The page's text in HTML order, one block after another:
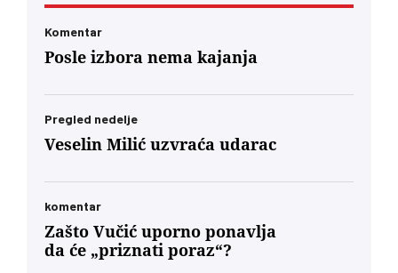
Komentar
Posle izbora nema kajanja
Pregled nedelje
Veselin Milić uzvraća udarac
komentar
Zašto Vučić uporno ponavlja
da će „priznati poraz“?